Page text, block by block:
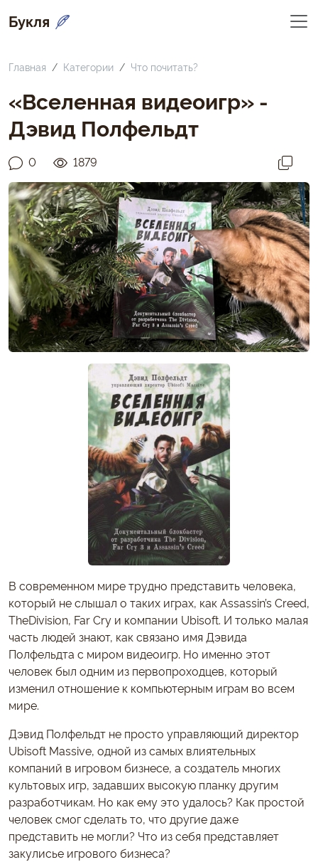
Букля
Главная Категории Что почитать?
«Вселенная видеоигр» -
Дэвид Полфельдт
0 1879
В современном мире трудно представить человека,
который не слышал о таких играх, как Assassin’s Creed,
TheDivision, Far Cry и компании Ubisoft. И только малая
часть людей знают, как связано имя Дэвида
Полфельдта с миром видеоигр. Но именно этот
человек был одним из первопроходцев, который
изменил отношение к компьютерным играм во всем
мире.
Дэвид Полфельдт не просто управляющий директор
Ubisoft Massive, одной из самых влиятельных
компаний в игровом бизнесе, а создатель многих
культовых игр, задавших высокую планку другим
разработчикам. Но как ему это удалось? Как простой
человек смог сделать то, что другие даже
представить не могли? Что из себя представляет
закулисье игрового бизнеса?